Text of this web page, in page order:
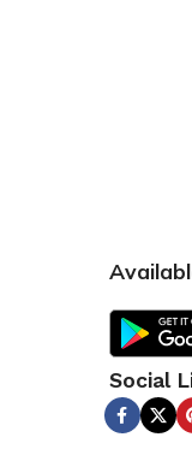
Social